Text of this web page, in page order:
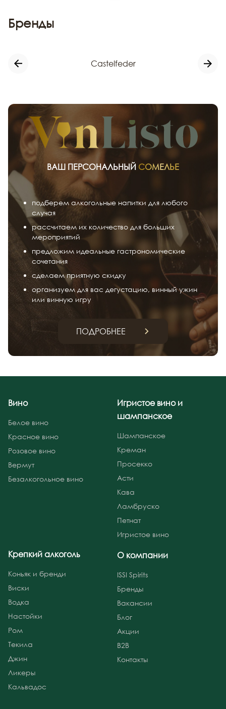
Бренды
Castelfeder
ВАШ ПЕРСОНАЛЬНЫЙ СОМЕЛЬЕ
подберем алкогольные напитки для любого
случая
рассчитаем их количество для больших
мероприятий
предложим идеальные гастрономические
сочетания
сделаем приятную скидку
организуем для вас дегустацию, винный ужин
или винную игру
ПОДРОБНЕЕ
Вино
Белое вино
Красное вино
Розовое вино
Вермут
Безалкогольное вино
Игристое вино и
шампанское
Шампанское
Креман
Просекко
Асти
Кава
Ламбруско
Петнат
Игристое вино
Крепкий алкоголь
Коньяк и бренди
Виски
Водка
Настойки
Ром
Текила
Джин
Ликеры
Кальвадос
О компании
ISSI Spirits
Бренды
Вакансии
Блог
Акции
B2B
Контакты